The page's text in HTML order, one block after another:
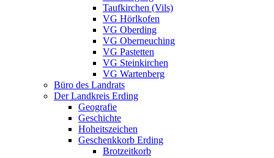
Taufkirchen (Vils)
VG Hörlkofen
VG Oberding
VG Oberneuching
VG Pastetten
VG Steinkirchen
VG Wartenberg
Büro des Landrats
Der Landkreis Erding
Geografie
Geschichte
Hoheitszeichen
Geschenkkorb Erding
Brotzeitkorb